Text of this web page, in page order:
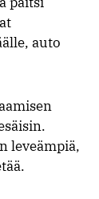
auto
leveämpiä,